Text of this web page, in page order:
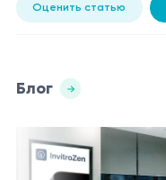
Оценить статью
Блог